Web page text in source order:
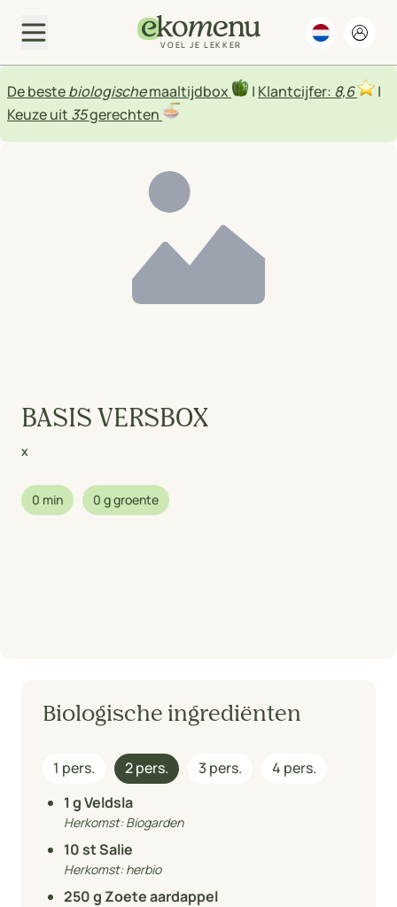
VOEL JE LEKKER
De bestebiologischemaaltijdbox | Klantcijfer: 8,6
|
Keuze uit 35gerechten
BASIS VERSBOX
x
0 min 0 g groente
Biologische ingrediënten
1 pers. 2 pers. 3 pers.
4 pers.
1 g Veldsla
Herkomst:Biogarden
10st Salie
Herkomst:herbio
250g Zoete aardappel